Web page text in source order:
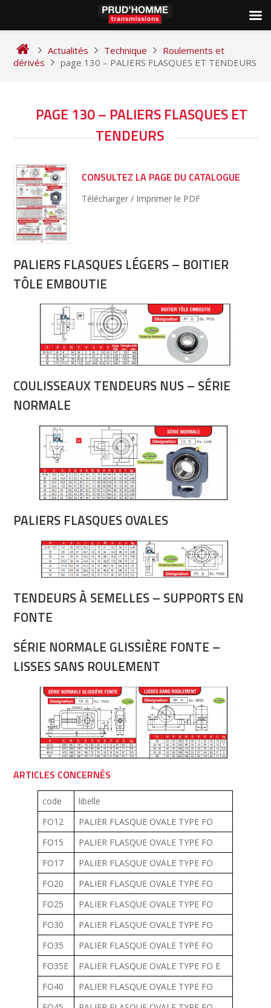
content
Actualités Technique
Roulements et
dérivés
page 130 – PALIERS FLASQUES ET TENDEURS
PAGE 130 – PALIERS FLASQUES ET
TENDEURS
CONSULTEZ LA PAGE DU CATALOGUE
Télécharger / Imprimer le PDF
PALIERS FLASQUES LÉGERS – BOITIER
TÔLE EMBOUTIE
COULISSEAUX TENDEURS NUS – SÉRIE
NORMALE
PALIERS FLASQUES OVALES
TENDEURS À SEMELLES – SUPPORTS EN
FONTE
SÉRIE NORMALE GLISSIÈRE FONTE –
LISSES SANS ROULEMENT
ARTICLES CONCERNÉS
code
libelle
FO12
PALIER FLASQUE OVALE TYPE FO
FO15
PALIER FLASQUE OVALE TYPE FO
FO17
PALIER FLASQUE OVALE TYPE FO
FO20
PALIER FLASQUE OVALE TYPE FO
FO25
PALIER FLASQUE OVALE TYPE FO
FO30
PALIER FLASQUE OVALE TYPE FO
FO35
PALIER FLASQUE OVALE TYPE FO
FO35E
PALIER FLASQUE OVALE TYPE FO E
FO40
PALIER FLASQUE OVALE TYPE FO
NAVIGATION